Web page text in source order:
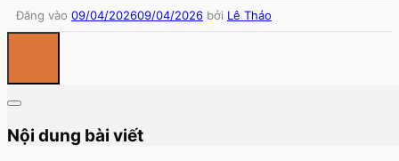
Đăng vào 09/04/202609/04/2026 bởi Lê Thảo
Nội dung bài viết